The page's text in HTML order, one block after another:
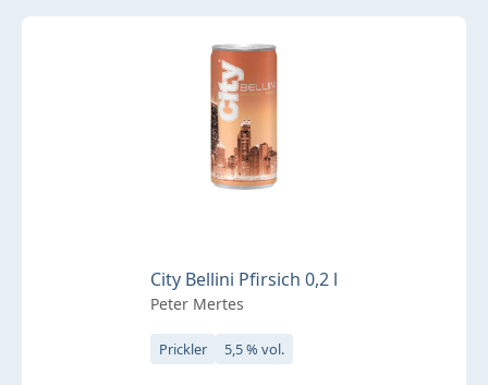
City Bellini Pfirsich 0,2 l
Peter Mertes
Prickler 5,5 % vol.